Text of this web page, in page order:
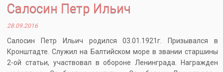
Салосин Петр Ильич
28.09.2016
Салосин Петр Ильич родился 03.01.1921г. Призывался в
Кронштадте. Служил на Балтийском море в звании старшины
2-ой статьи, участвовал в обороне Ленинграда. Награжден